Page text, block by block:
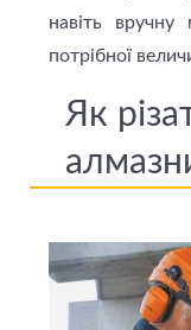
навіть вручну
потрібної
Як